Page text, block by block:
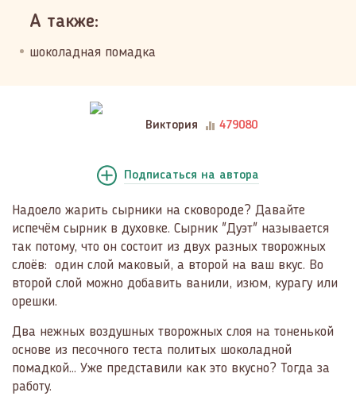
А также:
шоколадная помадка
Виктория 479080
Подписаться на автора
Надоело жарить сырники на сковороде? Давайте
испечём сырник в духовке. Сырник "Дуэт" называется
так потому, что он состоит из двух разных творожных
слоёв: один слой маковый, а второй на ваш вкус. Во
второй слой можно добавить ванили, изюм, курагу или
орешки.
Два нежных воздушных творожных слоя на тоненькой
основе из песочного теста политых шоколадной
помадкой... Уже представили как это вкусно? Тогда за
работу.